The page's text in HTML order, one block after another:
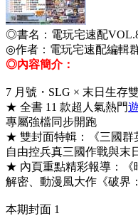
◎書名：電玩宅速配
◎作者：電玩宅速配編輯
◎內容簡介：
7 月號・SLG × 末日生存
★ 全書 11 款超人氣熱門
專屬強檔同步開跑
★ 雙封面特輯：《三國群
自由控兵真三國作戰與末
★ 內頁重點精彩報導：《
解密、動漫風大作《破界
本期封面 1